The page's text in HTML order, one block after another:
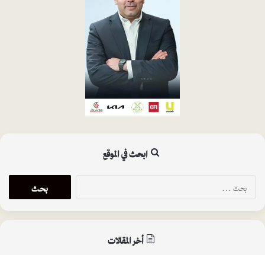
ابحث في الموقع
ب
ح
أخر المقالات